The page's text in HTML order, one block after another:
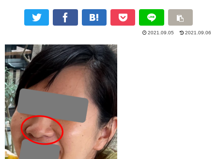
2021.09.05 2021.09.06